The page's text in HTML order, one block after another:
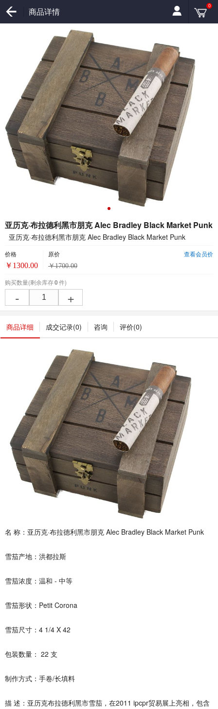
商品详情
0
亚历克·布拉德利黑市朋克 Alec Bradley Black Market Punk
亚历克·布拉德利黑市朋克 Alec Bradley Black Market Punk
查看会员价
价格
￥ 1300.00
原价
￥1700.00
购买数量(剩余库存0件)
- +
商品详细 成交记录(0) 咨询 评价(0)
名 称：亚历克·布拉德利黑市朋克 Alec Bradley Black Market Punk
雪茄产地：洪都拉斯
雪茄浓度：温和 - 中等
雪茄形状：Petit Corona
雪茄尺寸：4 1/4 X 42
包装数量： 22 支
制作方式：手卷/长填料
描 述：亚历克布拉德利黑市雪茄，在2011 ipcpr贸易展上亮相，包含